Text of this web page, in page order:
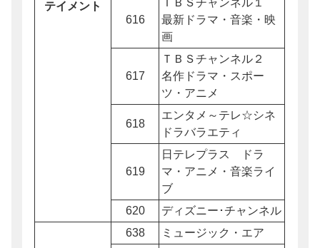
テイメント
616
ＴＢＳチャンネル１
最新ドラマ・音楽・映
画
617
ＴＢＳチャンネル２
名作ドラマ・スポー
ツ・アニメ
618
エンタメ～テレ☆シネ
ドラバラエティ
619
日テレプラス ドラ
マ・アニメ・音楽ライ
ブ
620
ディズニー･チャンネル
638 ミュージック・エア